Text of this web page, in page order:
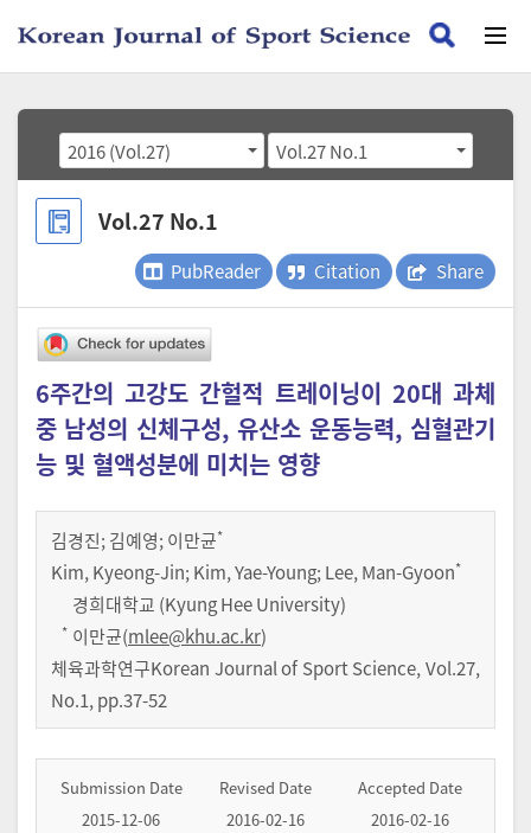
2016 (Vol.27) Vol.27 No.1
Vol.27 No.1
PubReader Citation Share
6주간의 고강도 간헐적 트레이닝이 20대 과체
중 남성의 신체구성, 유산소 운동능력, 심혈관기
능 및 혈액성분에 미치는 영향
김경진;김예영;이만균*
Kim, Kyeong-Jin; Kim, Yae-Young; Lee, Man-Gyoon*
경희대학교 (Kyung Hee University)
* 이만균(mlee@khu.ac.kr)
체육과학연구Korean Journal of Sport Science,Vol.27,
No.1,pp.37-52
Submission Date
2015-12-06
Revised Date
2016-02-16
Accepted Date
2016-02-16